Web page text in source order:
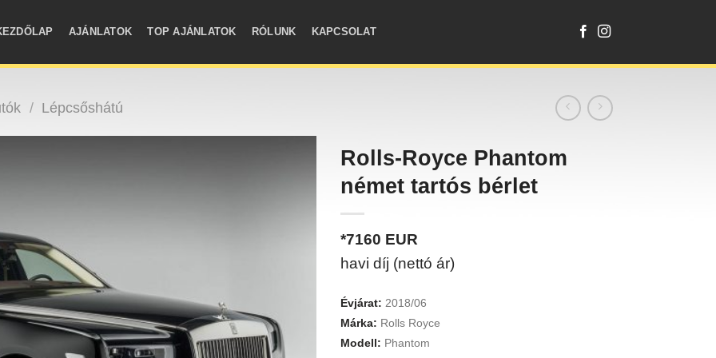
AJÁNLATOK TOP AJÁNLATOK RÓLUNK KAPCSOLAT
/ Lépcsőshátú
Rolls-Royce Phantom
német tartós bérlet
*7160 EUR
havi díj (nettó ár)
Évjárat: 2018/06
Márka: Rolls Royce
Modell: Phantom